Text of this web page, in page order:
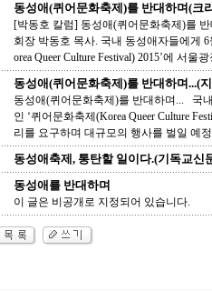
동성애(퀴어문화축제)를 반대하며(크
[박동호 칼럼] 동성애(퀴어문화축제)를
회장 박동호 목사. 국내 동성애자들에게
orea Queer Culture Festival) 2015’에 서울
동성애(퀴어문화축제)를 반대하며...(
동성애(퀴어문화축제)를 반대하며... 국
인 ‘퀴어문화축제(Korea Queer Culture
리를 요구하며 대규모의 행사를 벌일 예
동성애축제, 통탄할 일이다.(기독교신
동성애를 반대하며
이 글은 비공개로 지정되어 있습니다.